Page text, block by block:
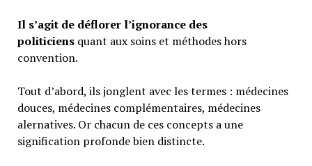
Il s’agit de déflorer l’ignorance des
politiciensquant aux soins et méthodes hors
convention.
Tout d’abord, ils jonglent avec les termes : médecines
douces, médecines complémentaires, médecines
alernatives. Or chacun de ces concepts a une
signification profonde bien distincte.